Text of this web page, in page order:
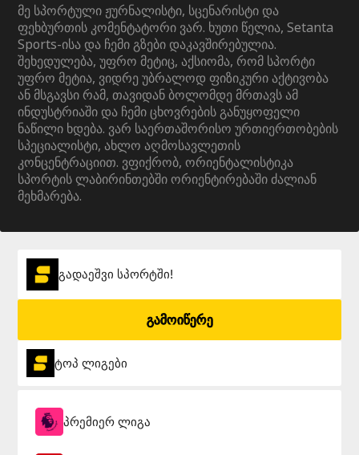
მე სპორტული ჟურნალისტი, სცენარისტი და
ფეხბურთის კომენტატორი ვარ. ხუთი წელია, Setanta
Sports-ისა და ჩემი გზები დაკავშირებულია.
შეხედულება, უფრო მეტიც, აქსიომა, რომ სპორტი
უფრო მეტია, ვიდრე უბრალოდ ფიზიკური აქტივობა
ან მსგავსი რამ, თავიდან ბოლომდე მრთავს ამ
ინდუსტრიაში და ჩემი ცხოვრების განუყოფელი
ნაწილი ხდება. ვარ საერთაშორისო ურთიერთობების
სპეციალისტი, ახლო აღმოსავლეთის
კონცენტრაციით. ვფიქრობ, ორიენტალისტიკა
სპორტის ლაბირინთებში ორიენტირებაში ძალიან
მეხმარება.
გადაეშვი სპორტში!
გამოიწერე
ტოპ ლიგები
პრემიერ ლიგა